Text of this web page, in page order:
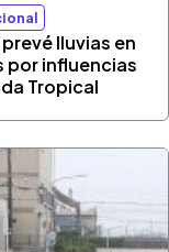
prevé lluvias en
por influencias
Tropical